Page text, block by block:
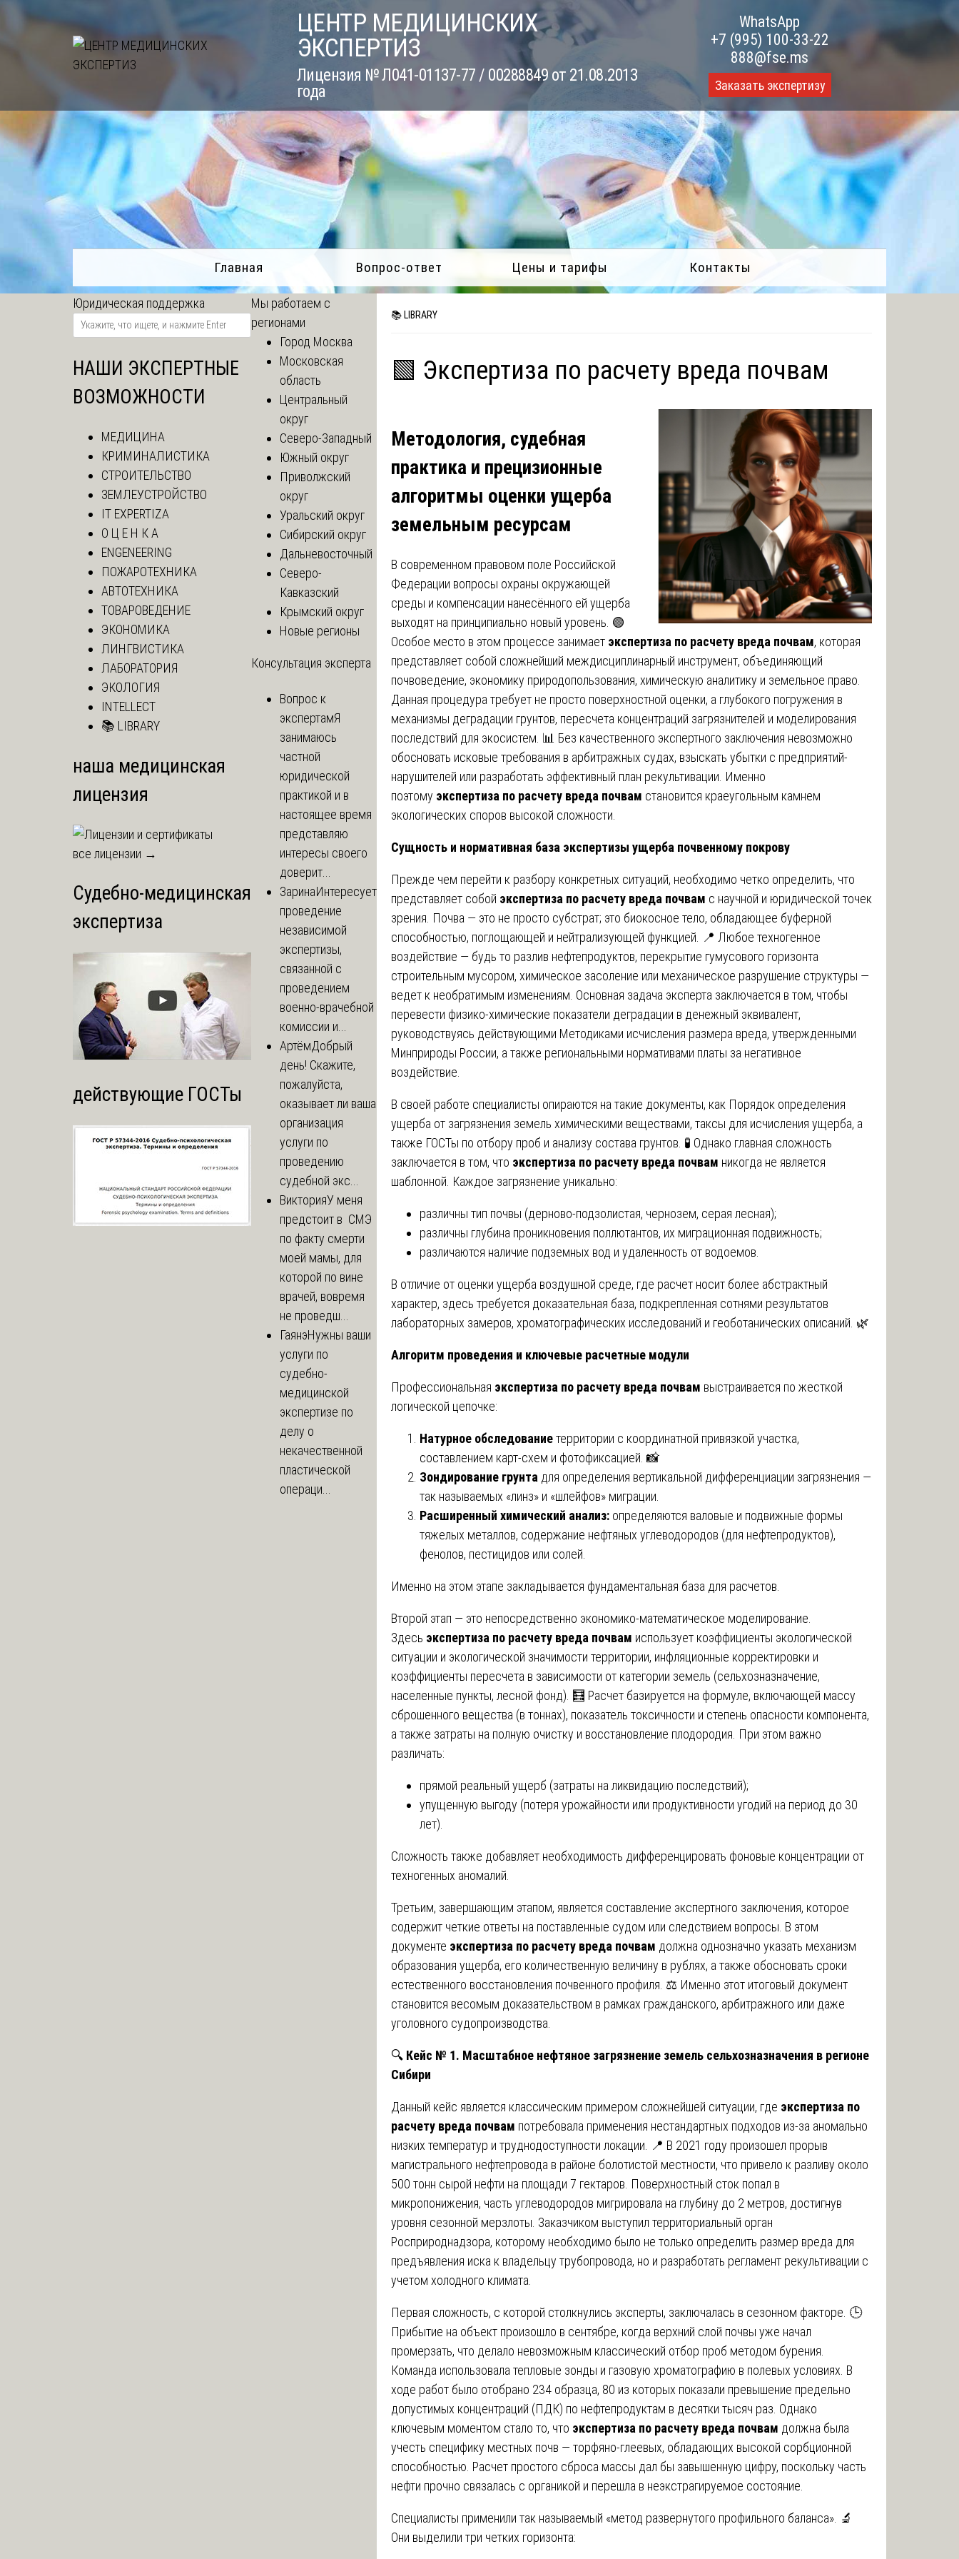
ЦЕНТР МЕДИЦИНСКИХ
ЭКСПЕРТИЗ
Лицензия № Л041-01137-77 / 00288849 от 21.08.2013
года
WhatsApp
+7 (995) 100-33-22
888@fse.ms
Заказать экспертизу
Главная Вопрос-ответ Цены и тарифы Контакты
📚 LIBRARY
🟩 Экспертиза по расчету вреда почвам
Методология, судебная
практика и прецизионные
алгоритмы оценки ущерба
земельным ресурсам
В современном правовом поле Российской
Федерации вопросы охраны окружающей
среды и компенсации нанесённого ей ущерба
выходят на принципиально новый уровень. 🟢
Особое место в этом процессе занимает экспертиза по расчету вреда почвам, которая
представляет собой сложнейший междисциплинарный инструмент, объединяющий
почвоведение, экономику природопользования, химическую аналитику и земельное право.
Данная процедура требует не просто поверхностной оценки, а глубокого погружения в
механизмы деградации грунтов, пересчета концентраций загрязнителей и моделирования
последствий для экосистем. 📊 Без качественного экспертного заключения невозможно
обосновать исковые требования в арбитражных судах, взыскать убытки с предприятий-
нарушителей или разработать эффективный план рекультивации. Именно
поэтому экспертиза по расчету вреда почвам становится краеугольным камнем
экологических споров высокой сложности.
Сущность и нормативная база экспертизы ущерба почвенному покрову
Прежде чем перейти к разбору конкретных ситуаций, необходимо четко определить, что
представляет собой экспертиза по расчету вреда почвам с научной и юридической точек
зрения. Почва — это не просто субстрат; это биокосное тело, обладающее буферной
способностью, поглощающей и нейтрализующей функцией. 📍 Любое техногенное
воздействие — будь то разлив нефтепродуктов, перекрытие гумусового горизонта
строительным мусором, химическое засоление или механическое разрушение структуры —
ведет к необратимым изменениям. Основная задача эксперта заключается в том, чтобы
перевести физико-химические показатели деградации в денежный эквивалент,
руководствуясь действующими Методиками исчисления размера вреда, утвержденными
Минприроды России, а также региональными нормативами платы за негативное
воздействие.
В своей работе специалисты опираются на такие документы, как Порядок определения
ущерба от загрязнения земель химическими веществами, таксы для исчисления ущерба, а
также ГОСТы по отбору проб и анализу состава грунтов. 🧪 Однако главная сложность
заключается в том, что экспертиза по расчету вреда почвам никогда не является
шаблонной. Каждое загрязнение уникально:
различны тип почвы (дерново-подзолистая, чернозем, серая лесная);
различны глубина проникновения поллютантов, их миграционная подвижность;
различаются наличие подземных вод и удаленность от водоемов.
В отличие от оценки ущерба воздушной среде, где расчет носит более абстрактный
характер, здесь требуется доказательная база, подкрепленная сотнями результатов
лабораторных замеров, хроматографических исследований и геоботанических описаний. 🌿
Алгоритм проведения и ключевые расчетные модули
Профессиональная экспертиза по расчету вреда почвам выстраивается по жесткой
логической цепочке:
Натурное обследованиетерритории с координатной привязкой участка,
составлением карт-схем и фотофиксацией. 📸
Зондирование грунта для определения вертикальной дифференциации загрязнения —
так называемых «линз» и «шлейфов» миграции.
Расширенный химический анализ: определяются валовые и подвижные формы
тяжелых металлов, содержание нефтяных углеводородов (для нефтепродуктов),
фенолов, пестицидов или солей.
Именно на этом этапе закладывается фундаментальная база для расчетов.
Второй этап — это непосредственно экономико-математическое моделирование.
Здесь экспертиза по расчету вреда почвам использует коэффициенты экологической
ситуации и экологической значимости территории, инфляционные корректировки и
коэффициенты пересчета в зависимости от категории земель (сельхозназначение,
населенные пункты, лесной фонд). 🧮 Расчет базируется на формуле, включающей массу
сброшенного вещества (в тоннах), показатель токсичности и степень опасности компонента,
а также затраты на полную очистку и восстановление плодородия. При этом важно
различать:
прямой реальный ущерб (затраты на ликвидацию последствий);
упущенную выгоду (потеря урожайности или продуктивности угодий на период до 30
лет).
Сложность также добавляет необходимость дифференцировать фоновые концентрации от
техногенных аномалий.
Третьим, завершающим этапом, является составление экспертного заключения, которое
содержит четкие ответы на поставленные судом или следствием вопросы. В этом
документе экспертиза по расчету вреда почвам должна однозначно указать механизм
образования ущерба, его количественную величину в рублях, а также обосновать сроки
естественного восстановления почвенного профиля. ⚖️ Именно этот итоговый документ
становится весомым доказательством в рамках гражданского, арбитражного или даже
уголовного судопроизводства.
🔍 Кейс № 1. Масштабное нефтяное загрязнение земель сельхозназначения в регионе
Сибири
Данный кейс является классическим примером сложнейшей ситуации, где экспертиза по
расчету вреда почвам потребовала применения нестандартных подходов из-за аномально
низких температур и труднодоступности локации. 📍 В 2021 году произошел прорыв
магистрального нефтепровода в районе болотистой местности, что привело к разливу около
500 тонн сырой нефти на площади 7 гектаров. Поверхностный сток попал в
микропонижения, часть углеводородов мигрировала на глубину до 2 метров, достигнув
уровня сезонной мерзлоты. Заказчиком выступил территориальный орган
Росприроднадзора, которому необходимо было не только определить размер вреда для
предъявления иска к владельцу трубопровода, но и разработать регламент рекультивации с
учетом холодного климата.
Первая сложность, с которой столкнулись эксперты, заключалась в сезонном факторе. 🕒
Прибытие на объект произошло в сентябре, когда верхний слой почвы уже начал
промерзать, что делало невозможным классический отбор проб методом бурения.
Команда использовала тепловые зонды и газовую хроматографию в полевых условиях. В
ходе работ было отобрано 234 образца, 80 из которых показали превышение предельно
допустимых концентраций (ПДК) по нефтепродуктам в десятки тысяч раз. Однако
ключевым моментом стало то, что экспертиза по расчету вреда почвам должна была
учесть специфику местных почв — торфяно-глеевых, обладающих высокой сорбционной
способностью. Расчет простого сброса массы дал бы завышенную цифру, поскольку часть
нефти прочно связалась с органикой и перешла в неэкстрагируемое состояние.
Специалисты применили так называемый «метод развернутого профильного баланса». 🔬
Они выделили три четких горизонта:
Юридическая поддержка
НАШИ ЭКСПЕРТНЫЕ
ВОЗМОЖНОСТИ
МЕДИЦИНА
КРИМИНАЛИСТИКА
СТРОИТЕЛЬСТВО
ЗЕМЛЕУСТРОЙСТВО
IT EXPERTIZA
О Ц Е Н К А
ENGENEERING
ПОЖАРОТЕХНИКА
АВТОТЕХНИКА
ТОВАРОВЕДЕНИЕ
ЭКОНОМИКА
ЛИНГВИСТИКА
ЛАБОРАТОРИЯ
ЭКОЛОГИЯ
INTELLECT
📚 LIBRARY
наша медицинская
лицензия
все лицензии →
Судебно-медицинская
экспертиза
действующие ГОСТы
Мы работаем с
регионами
Город Москва
Московская
область
Центральный
округ
Северо-Западный
Южный округ
Приволжский
округ
Уральский округ
Сибирский округ
Дальневосточный
Северо-
Кавказский
Крымский округ
Новые регионы
Консультация эксперта
Вопрос к
экспертамЯ
занимаюсь
частной
юридической
практикой и в
настоящее время
представляю
интересы своего
доверит...
ЗаринаИнтересует
проведение
независимой
экспертизы,
связанной с
проведением
военно-врачебной
комиссии и...
АртёмДобрый
день! Скажите,
пожалуйста,
оказывает ли ваша
организация
услуги по
проведению
судебной экс...
ВикторияУ меня
предстоит в СМЭ
по факту смерти
моей мамы, для
которой по вине
врачей, вовремя
не проведш...
ГаянэНужны ваши
услуги по
судебно-
медицинской
экспертизе по
делу о
некачественной
пластической
операци...